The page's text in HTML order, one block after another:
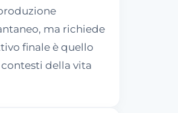
ma richiede
finale è quello
della vita